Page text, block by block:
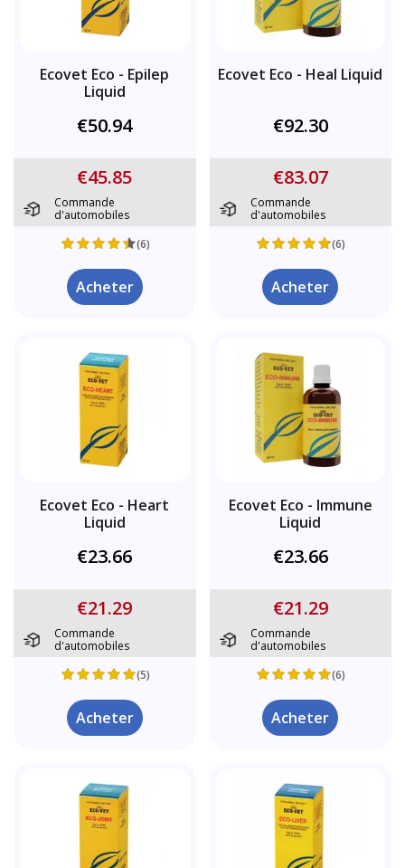
Ecovet Eco - Epilep
Liquid
€50.94
€45.85
Commande
d'automobiles
(6)
Acheter
Ecovet Eco - Heal Liquid
€92.30
€83.07
Commande
d'automobiles
(6)
Acheter
Ecovet Eco - Heart
Liquid
€23.66
€21.29
Commande
d'automobiles
(5)
Acheter
Ecovet Eco - Immune
Liquid
€23.66
€21.29
Commande
d'automobiles
(6)
Acheter